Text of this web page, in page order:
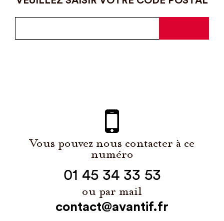
Vous pouvez nous contacter à ce
numéro
01 45 34 33 53
ou par mail
contact@avantif.fr